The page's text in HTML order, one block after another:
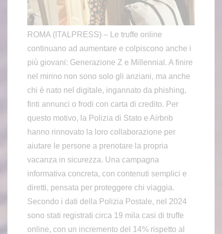
ROMA (ITALPRESS) – Le truffe online
continuano ad aumentare e colpiscono anche i
più giovani: Generazione Z e Millennial. A finire
nel mirino non sono solo gli anziani, ma anche
chi è nato nel digitale, ingannato da phishing,
finti annunci o frodi con carta di credito. Per
questo motivo, la Polizia di Stato e Airbnb
hanno rinnovato la loro collaborazione per
aiutare le persone a prenotare la propria
vacanza in sicurezza. Una campagna
informativa concreta, con contenuti semplici e
diretti, pensata per proteggere chi viaggia.
Secondo i dati della Polizia Postale, nel 2024
sono stati registrati circa 19 mila casi di truffe
online, con un incremento del 14% rispetto al